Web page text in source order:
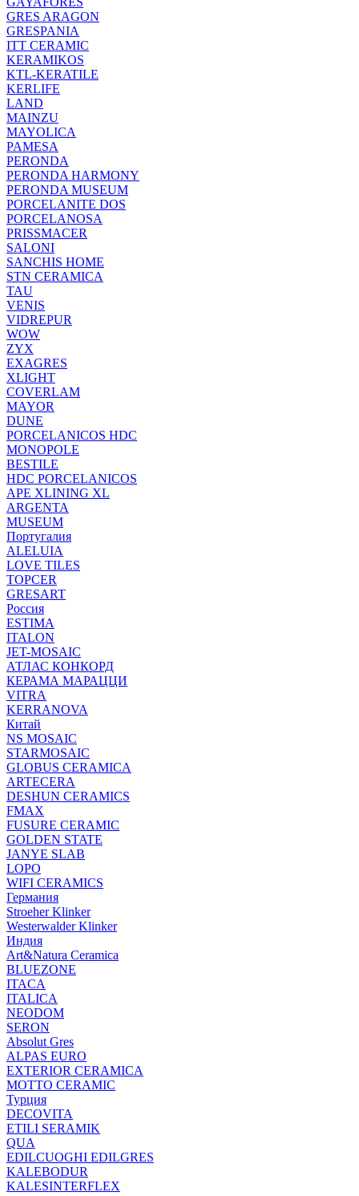
GRES ARAGON
GRESPANIA
ITT CERAMIC
KERAMIKOS
KTL-KERATILE
KERLIFE
LAND
MAINZU
MAYOLICA
PAMESA
PERONDA
PERONDA HARMONY
PERONDA MUSEUM
PORCELANITE DOS
PORCELANOSA
PRISSMACER
SALONI
SANCHIS HOME
STN CERAMICA
TAU
VENIS
VIDREPUR
WOW
ZYX
EXAGRES
XLIGHT
COVERLAM
MAYOR
DUNE
PORCELANICOS HDC
MONOPOLE
BESTILE
HDC PORCELANICOS
APE XLINING XL
ARGENTA
MUSEUM
Португалия
ALELUIA
LOVE TILES
TOPCER
GRESART
Россия
ESTIMA
ITALON
JET-MOSAIC
АТЛАС КОНКОРД
КЕРАМА МАРАЦЦИ
VITRA
KERRANOVA
Китай
NS MOSAIC
STARMOSAIC
GLOBUS CERAMICA
ARTECERA
DESHUN CERAMICS
FMAX
FUSURE CERAMIC
GOLDEN STATE
JANYE SLAB
LOPO
WIFI CERAMICS
Германия
Stroeher Klinker
Westerwalder Klinker
Индия
Art&Natura Ceramica
BLUEZONE
ITACA
ITALICA
NEODOM
SERON
Absolut Gres
ALPAS EURO
EXTERIOR CERAMICA
MOTTO CERAMIC
Турция
DECOVITA
ETILI SERAMIK
QUA
EDILCUOGHI EDILGRES
KALEBODUR
KALESINTERFLEX